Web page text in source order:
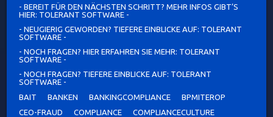
- BEREIT FÜR DEN NÄCHSTEN SCHRITT? MEHR INFOS GIBT’S
HIER: TOLERANT SOFTWARE -
- NEUGIERIG GEWORDEN? TIEFERE EINBLICKE AUF: TOLERANT
SOFTWARE -
- NOCH FRAGEN? HIER ERFAHREN SIE MEHR: TOLERANT
SOFTWARE -
- NOCH FRAGEN? TIEFERE EINBLICKE AUF: TOLERANT
SOFTWARE -
BAIT
BANKEN BANKINGCOMPLIANCE
BPMITEROP
CEO-FRAUD
COMPLIANCE
COMPLIANCECULTURE